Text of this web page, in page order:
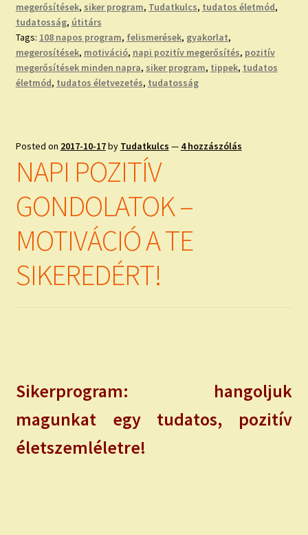
megerősítések, siker program, Tudatkulcs, tudatos életmód,
tudatosság, útitárs
Tags: 108 napos program, felismerések, gyakorlat,
megerosítések, motiváció, napi pozitív megerősítés, pozitív
megerősítések minden napra, siker program, tippek, tudatos
életmód, tudatos életvezetés, tudatosság
Posted on 2017-10-17by Tudatkulcs — 4 hozzászólás
NAPI POZITÍV
GONDOLATOK –
MOTIVÁCIÓ A TE
SIKEREDÉRT!
Sikerprogram: hangoljuk
magunkat egy tudatos, pozitív
életszemléletre!